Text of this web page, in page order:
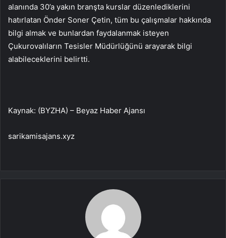
alanında 30’a yakın branşta kurslar düzenlediklerini
hatırlatan Önder Soner Çetin, tüm bu çalışmalar hakkında
bilgi almak ve bunlardan faydalanmak isteyen
Çukurovalıların Tesisler Müdürlüğünü arayarak bilgi
alabileceklerini belirtti.
Kaynak: (BYZHA) – Beyaz Haber Ajansı
sarikamisajans.xyz